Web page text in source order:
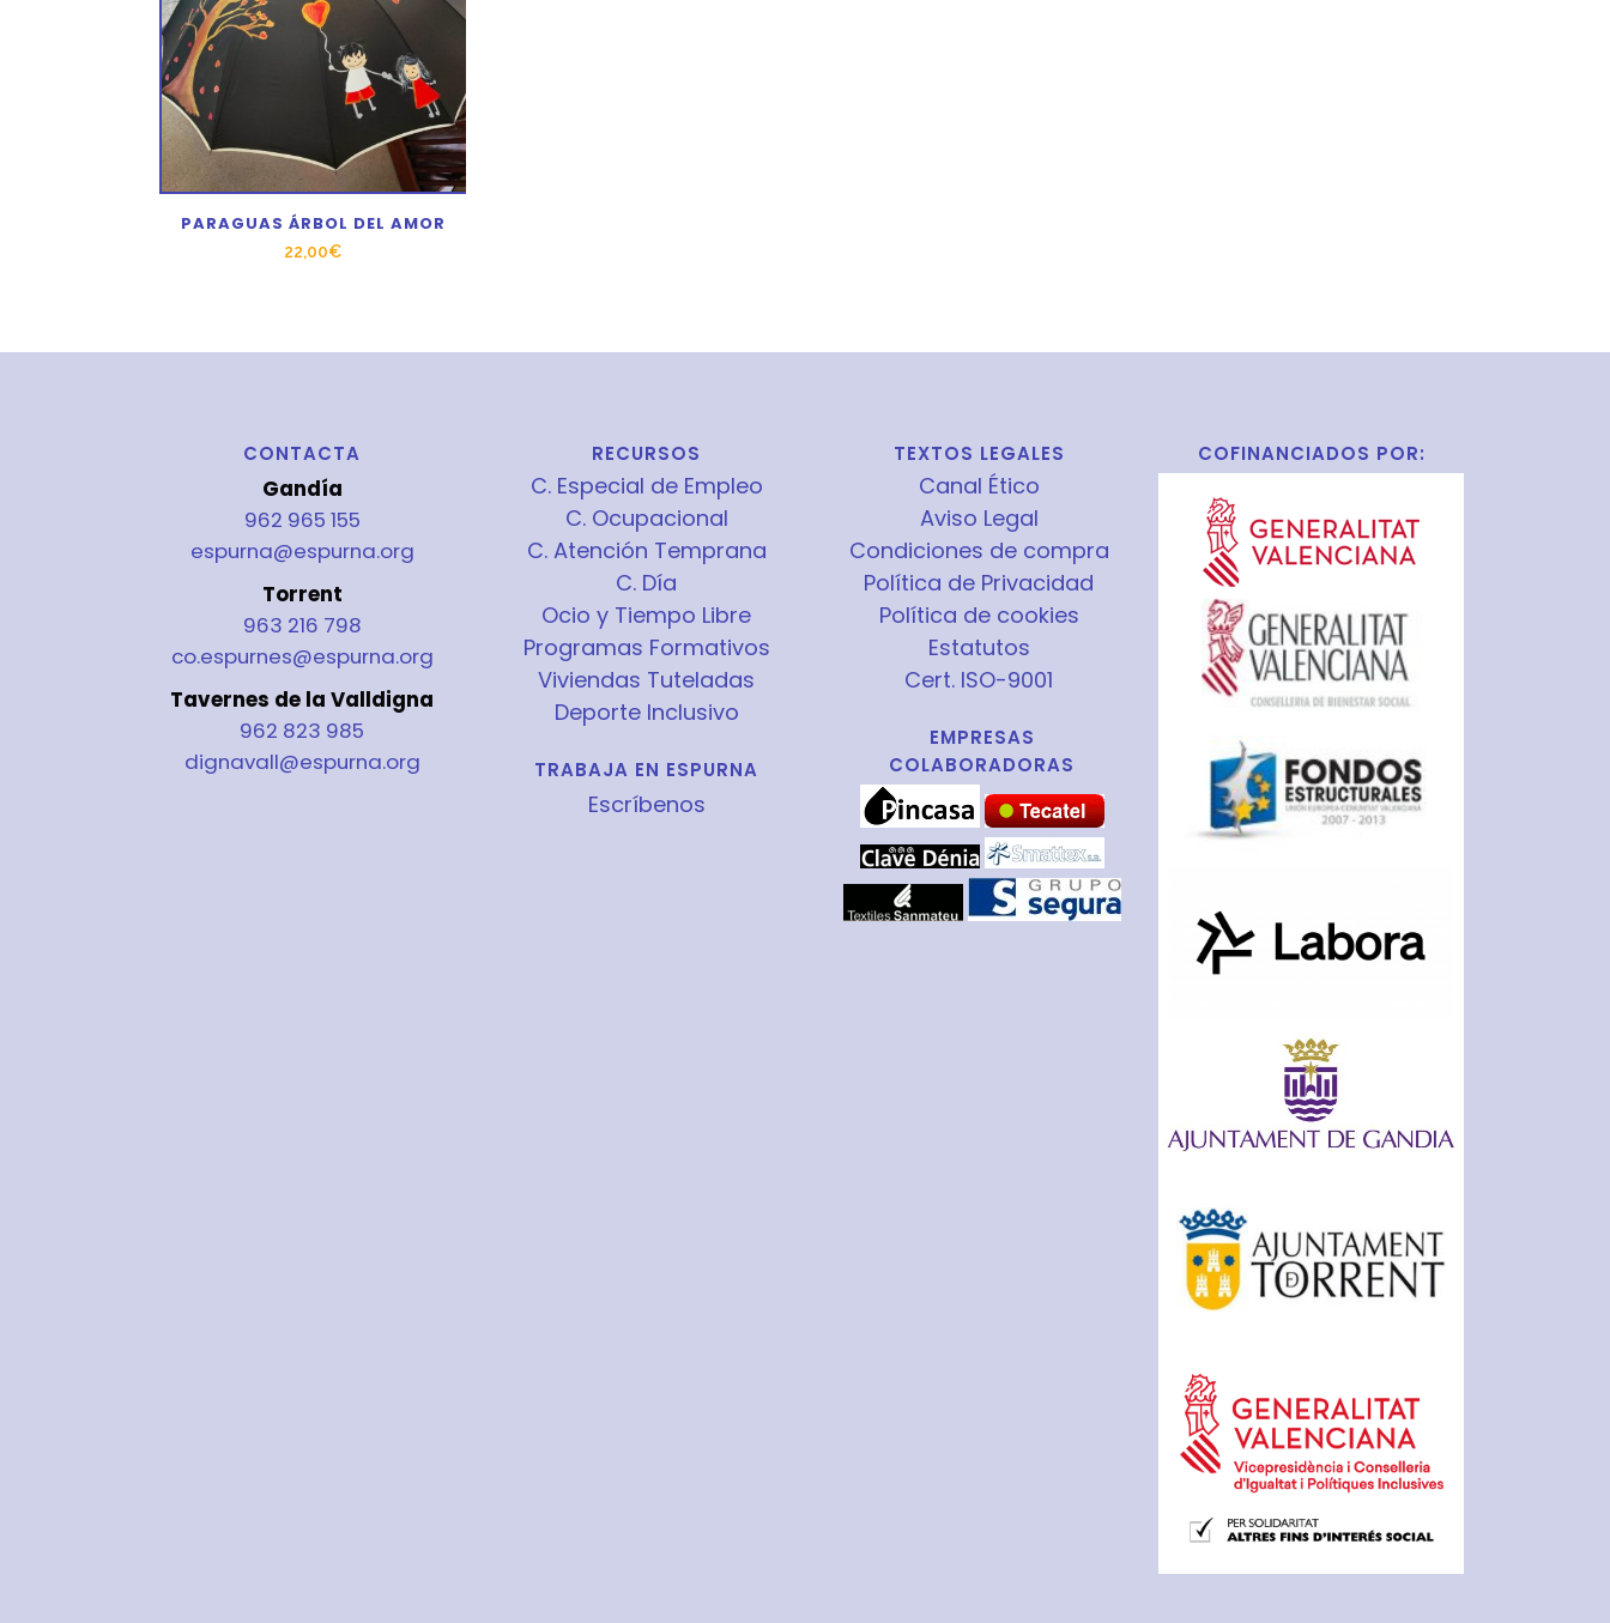
PARAGUAS ÁRBOL DEL AMOR
22,00€
CONTACTA
Gandía
962 965 155
espurna@espurna.org
Torrent
963 216 798
co.espurnes@espurna.org
Tavernes de la Valldigna
962 823 985
dignavall@espurna.org
RECURSOS
C. Especial de Empleo
C. Ocupacional
C. Atención Temprana
C. Día
Ocio y Tiempo Libre
Programas Formativos
Viviendas Tuteladas
Deporte Inclusivo
TRABAJA EN ESPURNA
Escríbenos
TEXTOS LEGALES
Canal Ético
Aviso Legal
Condiciones de compra
Política de Privacidad
Política de cookies
Estatutos
Cert. ISO-9001
EMPRESAS
COLABORADORAS
COFINANCIADOS POR: